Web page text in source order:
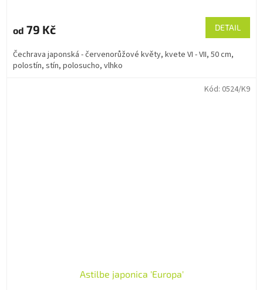
od 79 Kč DETAIL
Čechrava japonská - červenorůžové květy, kvete VI - VII, 50 cm,
polostín, stín, polosucho, vlhko
Astilbe japonica 'Europa'
Kód: 0524/K9